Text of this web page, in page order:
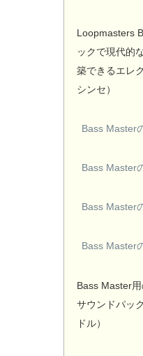
Loopmasters
ックで現代的
築できるエレ
シンセ）
Bass Master
Bass Master
Bass Master
Bass Master
Bass Master
サウンドパッ
ドル）